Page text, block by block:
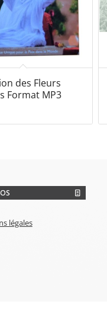
des Fleurs
Format MP3
légales